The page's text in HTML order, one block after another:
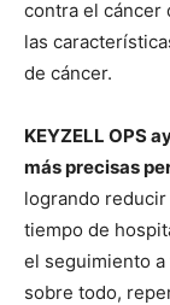
contra el cáncer
las
de cáncer.
KEYZELL OPS
más precisas
logrando
tiempo de
el seguimiento a
sobre todo,